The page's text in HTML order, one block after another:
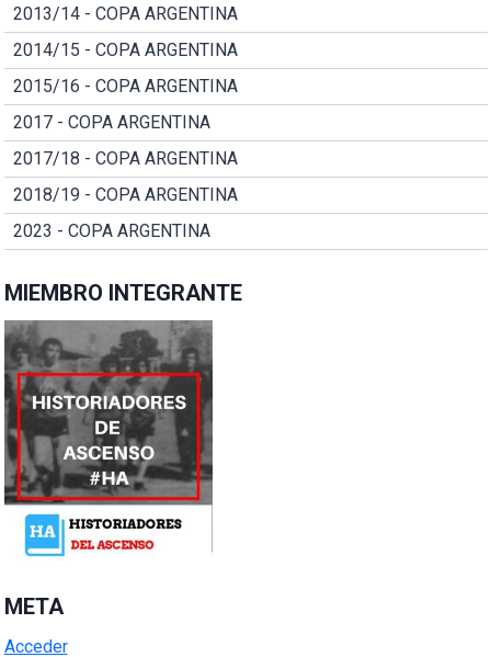
2013/14 - COPA ARGENTINA
2014/15 - COPA ARGENTINA
2015/16 - COPA ARGENTINA
2017 - COPA ARGENTINA
2017/18 - COPA ARGENTINA
2018/19 - COPA ARGENTINA
2023 - COPA ARGENTINA
MIEMBRO INTEGRANTE
META
Acceder